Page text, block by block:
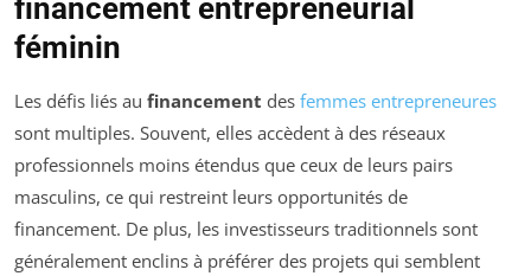
financement entrepreneurial
féminin
Les défis liés au financement des femmes entrepreneures
sont multiples. Souvent, elles accèdent à des réseaux
professionnels moins étendus que ceux de leurs pairs
masculins, ce qui restreint leurs opportunités de
financement. De plus, les investisseurs traditionnels sont
généralement enclins à préférer des projets qui semblent